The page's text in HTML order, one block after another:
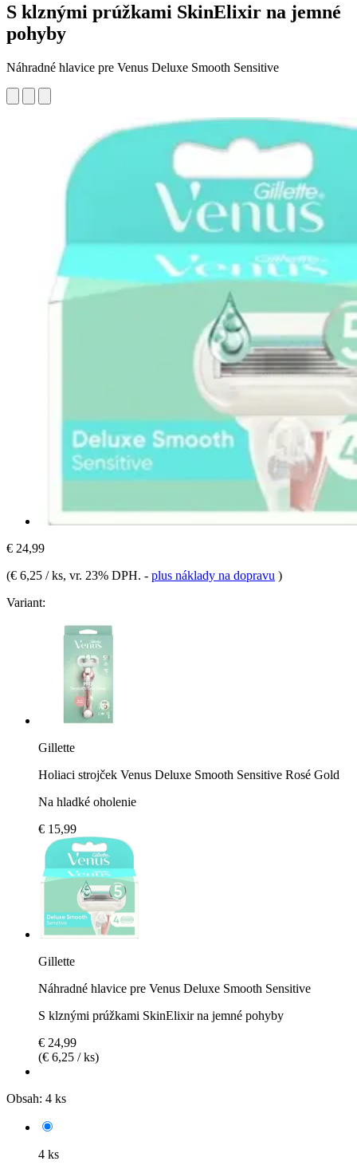
S klznými prúžkami SkinElixir na jemné
pohyby
Náhradné hlavice pre Venus Deluxe Smooth Sensitive
€ 24,99
(€ 6,25 / ks, vr. 23% DPH. - plus náklady na dopravu )
Variant:
Gillette
Holiaci strojček Venus Deluxe Smooth Sensitive Rosé Gold
Na hladké oholenie
€ 15,99
Gillette
Náhradné hlavice pre Venus Deluxe Smooth Sensitive
S klznými prúžkami SkinElixir na jemné pohyby
€ 24,99
(€ 6,25 / ks)
Obsah: 4 ks
4 ks